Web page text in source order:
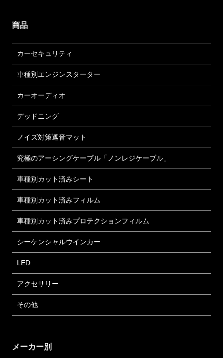
商品
カーセキュリティ
車種別エンジンスターター
カーオーディオ
デッドニング
ノイズ対策遮音マット
究極のアーシングケーブル「ノンレジケーブル」
車種別カット済みシート
車種別カット済みフィルム
車種別カット済みプロテクションフィルム
シーケンシャルウインカー
LED
アクセサリー
その他
メーカー別